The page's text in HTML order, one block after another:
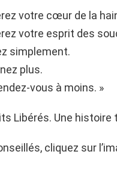
votre cœur de la
votre esprit des
simplement.
plus.
vous à moins. »
Libérés. Une histoire
cliquez sur